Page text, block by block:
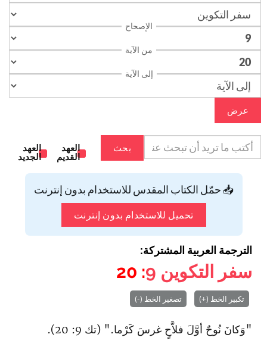
الإصحاح
من الآية
إلى الآية
عرض
بحث
العهد
القديم
العهد
الجديد
📥 حمّل الكتاب المقدس للاستخدام بدون إنترنت
تحميل للاستخدام بدون إنترنت
الترجمة العربية المشتركة:
سفر التكوين 9
: 20
تكبير الخط (+) تصغير الخط (-)
"وَكانَ نُوحٌ أوَّلَ فلاَّحٍ غرسَ كَرْما." (تك 9: 20).